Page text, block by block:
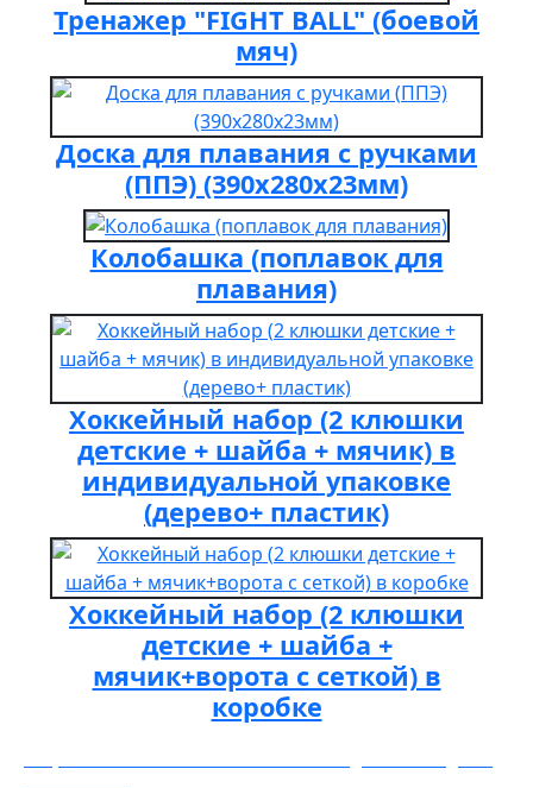
Тренажер "FIGHT BALL" (боевой
мяч)
Доска для плавания с ручками
(ППЭ) (390х280х23мм)
Колобашка (поплавок для
плавания)
Хоккейный набор (2 клюшки
детские + шайба + мячик) в
индивидуальной упаковке
(дерево+ пластик)
Хоккейный набор (2 клюшки
детские + шайба +
мячик+ворота с сеткой) в
коробке